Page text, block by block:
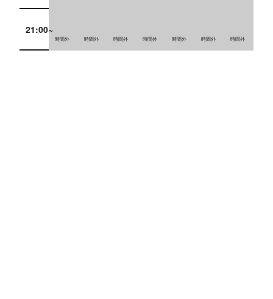
21:00~
時間外 時間外 時間外 時間外 時間外 時間外 時間外